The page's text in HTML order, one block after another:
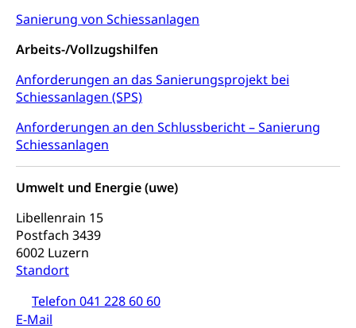
Sanierung von Schiessanlagen
Arbeits-/Vollzugshilfen
Anforderungen an das Sanierungsprojekt bei
Schiessanlagen (SPS)
Anforderungen an den Schlussbericht – Sanierung
Schiessanlagen
Umwelt und Energie (uwe)
Libellenrain 15
Postfach 3439
6002 Luzern
Standort
Telefon 041 228 60 60
E-Mail
Betreibungsverfahren
Konkursämter
Stimmrecht, Abstimmungen, Wahlen, politische
Parteien, Grundfreiheiten, Pluralismus
Finanzausgleich, Einkommenssteuer, Kopfsteuer,
Personalsteuer, Haushaltssteuer, Vermögenssteuer,
Verrechnungssteuer, Quellensteuer,
Grundstückgewinnsteuer, Liegenschaftssteuer,
Handänderungssteuer, Grundsteuer, Kirchensteuer,
Gewerbesteuer, Vergnügungssteuer,
Reklameplakatsteuer, Verkehrssteuer,
Erbschaftssteuer, Schenkungssteuer, Gewinn- und
Kapitalsteuer
Ombudsstellen
Vermittler, Vermittlungsstelle, Schlichtungsstelle,
Umgang mit Beschwerden (Volksschulen)
Rassismus